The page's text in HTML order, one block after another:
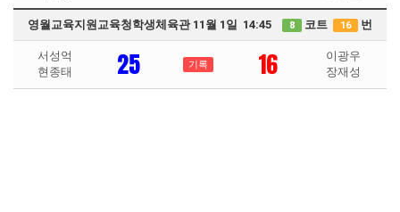
영월교육지원교육청학생체육관 11월 1일 14:45 8 코트 16 번
서성억
현종태
25 기록 16
이광우
장재성